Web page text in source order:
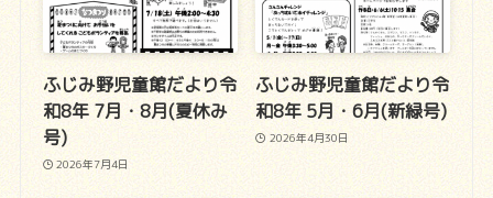
ふじみ野児童館だより令
和8年 7月・8月(夏休み
号)
2026年7月4日
ふじみ野児童館だより令
和8年 5月・6月(新緑号)
2026年4月30日